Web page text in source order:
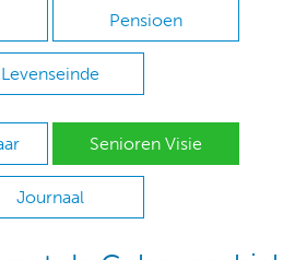
Pensioen
Levenseinde
Senioren Visie
Journaal